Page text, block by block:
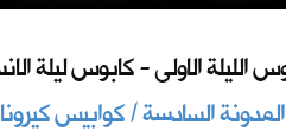
المدونة السادسة / كوابيس كيرونا